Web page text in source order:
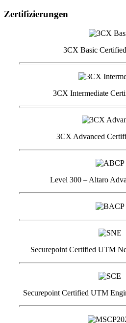
Zertifizierungen
3CX Basic
3CX Intermediate
3CX Advanced
Level 300 – Altaro
Securepoint Certified UTM
Securepoint Certified UTM